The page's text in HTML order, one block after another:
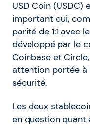
USD Coin
important qui,
parité de 1:1 avec
développé par le
Coinbase et
attention portée à
sécurité.
Les deux
en question quant